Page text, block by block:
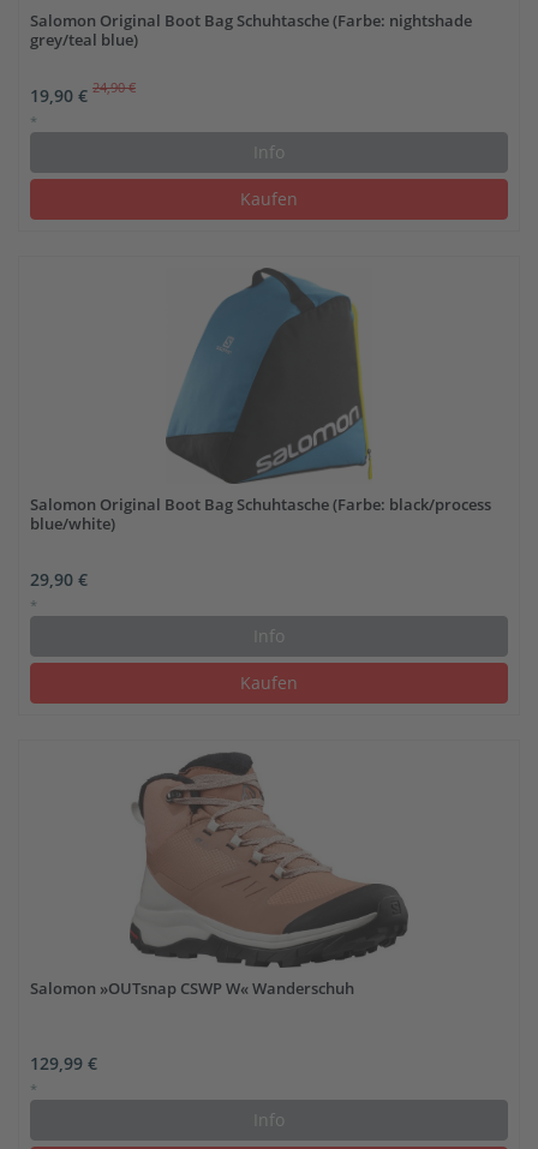
Salomon Original Boot Bag Schuhtasche (Farbe: nightshade
grey/teal blue)
19,90 € 24,90 €
*
Info
Kaufen
Salomon Original Boot Bag Schuhtasche (Farbe: black/process
blue/white)
29,90 €
*
Info
Kaufen
Salomon »OUTsnap CSWP W« Wanderschuh
129,99 €
*
Info